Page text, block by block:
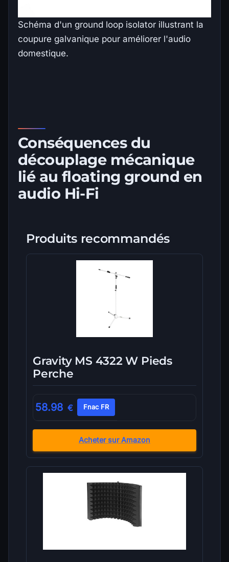
Schéma d'un ground loop isolator illustrant la
coupure galvanique pour améliorer l'audio
domestique.
Conséquences du
découplage mécanique
lié au floating ground en
audio Hi-Fi
Produits recommandés
Gravity MS 4322 W Pieds
Perche
58.98 € Fnac FR
Acheter sur Amazon